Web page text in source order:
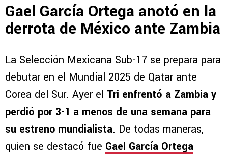
Gael García Ortega anotó en la
derrota de México ante Zambia
La Selección Mexicana Sub-17 se prepara para
debutar en el Mundial 2025 de Qatar ante
Corea del Sur. Ayer el Tri enfrentó a Zambia y
perdió por 3-1 a menos de una semana para
su estreno mundialista. De todas maneras,
quien se destacó fue Gael García Ortega